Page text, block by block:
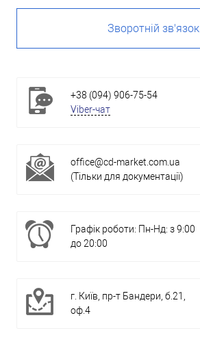
Зворотній зв'язок
+38 (094) 906-75-54
Viber-чат
office@cd-market.com.ua
(Тільки для документації)
Графік роботи: Пн-Нд: з 9:00
до 20:00
г. Київ, пр-т Бандери, б.21,
оф.4